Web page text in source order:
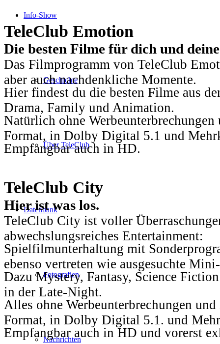
Info-Show
Geschichte
Über TeleClub
Datenbank
Fotografien
Nachrichten
TeleClub Emotion
Die besten Filme für dich und
Das Filmprogramm von TeleClub
aber auch nachdenkliche Momente.
Hier findest du die besten Filme aus
Drama, Family und Animation.
Natürlich ohne
Format, in Dolby Digital 5.1 und
Empfangbar auch in HD.
TeleClub City
Hier ist was los.
TeleClub City ist voller
abwechslungsreiches Entertainment:
Spielfilmunterhaltung mit
ebenso vertreten wie ausgesuchte
Dazu Mystery, Fantasy, Science
in der Late-Night.
Alles ohne Werbeunterbrechungen
Format, in Dolby Digital 5.1. und
Empfangbar auch in HD und vorerst